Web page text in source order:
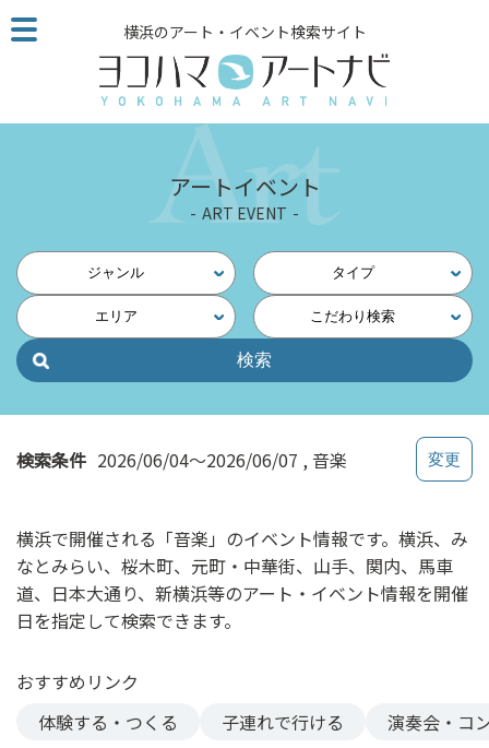
こ
の
ジ
読
他
ペ
の
ク
ス
横浜のアート・イベント検索サイト
アートイベント
ART EVENT
ジャンル タイプ
エリア こだわり検索
検索条件 2026/06/04～2026/06/07 音楽
横浜で開催される「音楽」のイベント情報です。横浜、み
なとみらい、桜木町、元町・中華街、山手、関内、馬車
道、日本大通り、新横浜等のアート・イベント情報を開催
日を指定して検索できます。
おすすめリンク
体験する・つくる
子連れで行ける 演奏会・コ